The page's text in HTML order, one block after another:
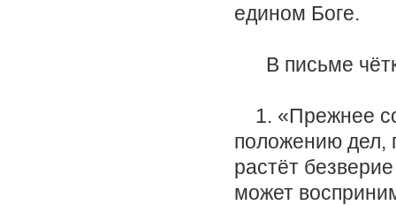
едином Боге.
В письме
1. «Прежнее
положению дел,
растёт
может